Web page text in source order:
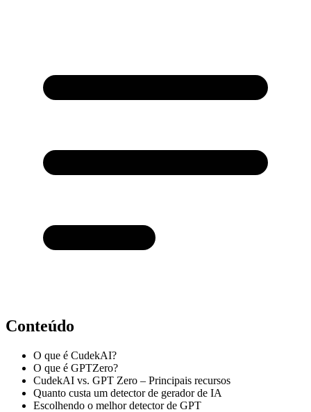
Conteúdo
O que é CudekAI?
O que é GPTZero?
CudekAI vs. GPT Zero – Principais recursos
Quanto custa um detector de gerador de IA
Escolhendo o melhor detector de GPT